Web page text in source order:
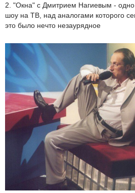
2. "Окна" с Дмитрием Нагиевым -
шоу на ТВ, над аналогами которого
это было нечто незаурядное